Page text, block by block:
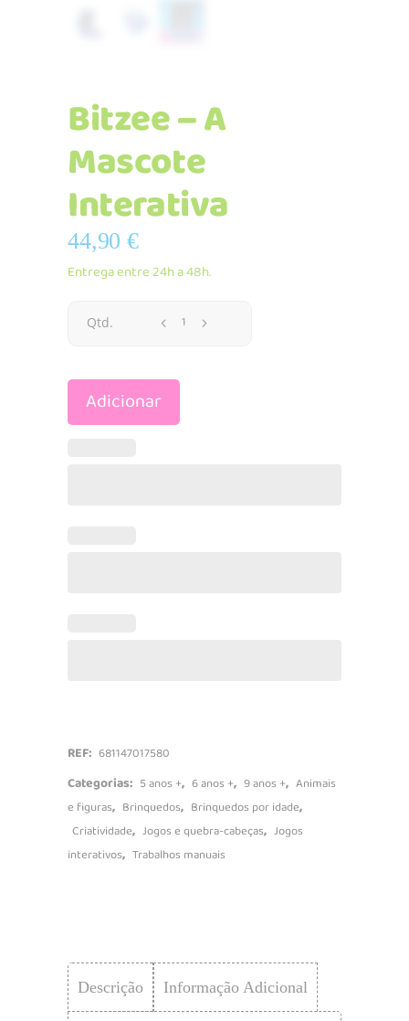
Bitzee – A
Mascote
Interativa
44,90€
Entrega entre 24h a 48h.
Bitzee
A
Qtd.
Adicionar
REF: 681147017580
Categorias: 5 anos +, 6 anos +, 9 anos +, Animais
e figuras, Brinquedos, Brinquedos por idade,
Criatividade, Jogos e quebra-cabeças, Jogos
interativos, Trabalhos manuais
Descrição Informação Adicional